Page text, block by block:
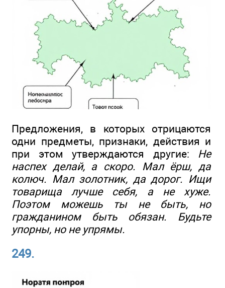
Предложения, в которых отрицаются
одни предметы, признаки, действия и
при этом утверждаются другие: Не
наспех делай, а скоро. Мал ёрш, да
колюч. Мал золотник, да дорог. Ищи
товарища лучше себя, а не хуже.
Поэтом можешь ты не быть, но
гражданином быть обязан. Будьте
упорны, но не упрямы.
249.